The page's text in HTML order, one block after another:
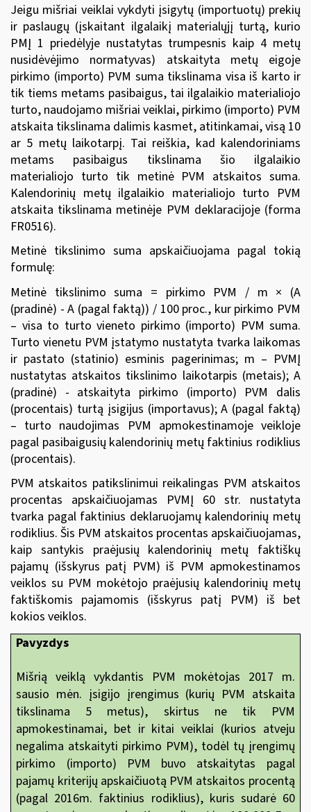
Jeigu mišriai veiklai vykdyti įsigytų (importuotų) prekių
ir paslaugų (įskaitant ilgalaikį materialųjį turtą, kurio
PMĮ 1 priedėlyje nustatytas trumpesnis kaip 4 metų
nusidėvėjimo normatyvas) atskaityta metų eigoje
pirkimo (importo) PVM suma tikslinama visa iš karto ir
tik tiems metams pasibaigus, tai ilgalaikio materialiojo
turto, naudojamo mišriai veiklai, pirkimo (importo) PVM
atskaita tikslinama dalimis kasmet, atitinkamai, visą 10
ar 5 metų laikotarpį. Tai reiškia, kad kalendoriniams
metams pasibaigus tikslinama šio ilgalaikio
materialiojo turto tik metinė PVM atskaitos suma.
Kalendorinių metų ilgalaikio materialiojo turto PVM
atskaita tikslinama metinėje PVM deklaracijoje (forma
FR0516).
Metinė tikslinimo suma apskaičiuojama pagal tokią
formulę:
Metinė tikslinimo suma = pirkimo PVM / m × (A
(pradinė) - A (pagal faktą)) / 100 proc., kur pirkimo PVM
– visa to turto vieneto pirkimo (importo) PVM suma.
Turto vienetu PVM įstatymo nustatyta tvarka laikomas
ir pastato (statinio) esminis pagerinimas; m – PVMĮ
nustatytas atskaitos tikslinimo laikotarpis (metais); A
(pradinė) - atskaityta pirkimo (importo) PVM dalis
(procentais) turtą įsigijus (importavus); A (pagal faktą)
– turto naudojimas PVM apmokestinamoje veikloje
pagal pasibaigusių kalendorinių metų faktinius rodiklius
(procentais).
PVM atskaitos patikslinimui reikalingas PVM atskaitos
procentas apskaičiuojamas PVMĮ 60 str. nustatyta
tvarka pagal faktinius deklaruojamų kalendorinių metų
rodiklius. Šis PVM atskaitos procentas apskaičiuojamas,
kaip santykis praėjusių kalendorinių metų faktiškų
pajamų (išskyrus patį PVM) iš PVM apmokestinamos
veiklos su PVM mokėtojo praėjusių kalendorinių metų
faktiškomis pajamomis (išskyrus patį PVM) iš bet
kokios veiklos.
Pavyzdys
Mišrią veiklą vykdantis PVM mokėtojas 2017 m.
sausio mėn. įsigijo įrengimus (kurių PVM atskaita
tikslinama 5 metus), skirtus ne tik PVM
apmokestinamai, bet ir kitai veiklai (kurios atveju
negalima atskaityti pirkimo PVM), todėl tų įrengimų
pirkimo (importo) PVM buvo atskaitytas pagal
pajamų kriterijų apskaičiuotą PVM atskaitos procentą
(pagal 2016m. faktinius rodiklius), kuris sudarė 60